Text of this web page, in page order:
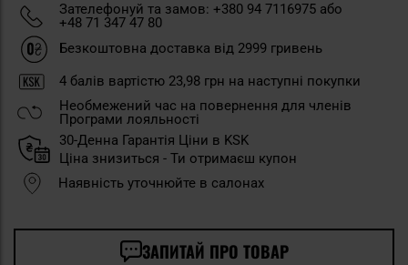
Зателефонуй та замов: +380 94 7116975 або
+48 71 347 47 80
Безкоштовна доставка від 2999 гривень
4 балів вартістю 23,98 грн на наступні покупки
Необмежений час на повернення для членів
Програми лояльності
30-Денна Гарантія Ціни в KSK
Ціна знизиться - Ти отримаєш купон
Наявність уточнюйте в салонах
ЗАПИТАЙ ПРО ТОВАР